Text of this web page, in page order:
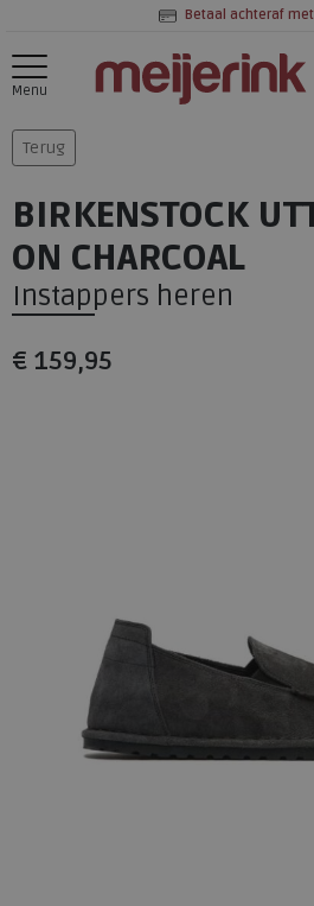
Betaal achteraf
Menu
Terug
BIRKENSTOCK
ON CHARCOAL
Instappers heren
€ 159,95